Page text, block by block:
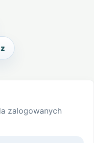
zalogowanych